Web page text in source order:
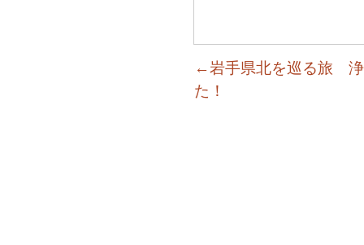
←岩手県北を巡る旅 浄
た！